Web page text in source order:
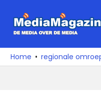
naar
media
over
Home regionale